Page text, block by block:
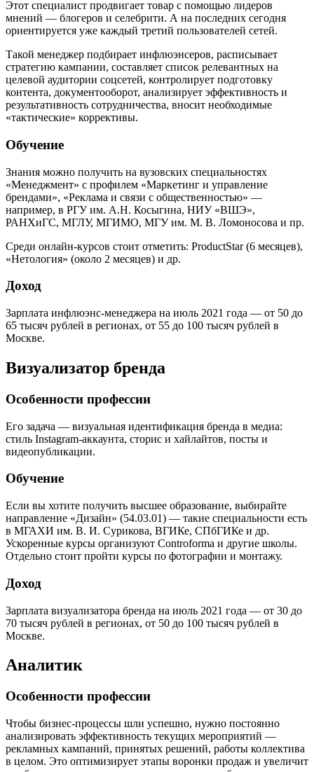
Этот специалист продвигает товар с помощью лидеров
мнений — блогеров и селебрити. А на последних сегодня
ориентируется уже каждый третий пользователей сетей.
Такой менеджер подбирает инфлюэнсеров, расписывает
стратегию кампании, составляет список релевантных на
целевой аудитории соцсетей, контролирует подготовку
контента, документооборот, анализирует эффективность и
результативность сотрудничества, вносит необходимые
«тактические» коррективы.
Обучение
Знания можно получить на вузовских специальностях
«Менеджмент» с профилем «Маркетинг и управление
брендами», «Реклама и связи с общественностью» —
например, в РГУ им. А.Н. Косыгина, НИУ «ВШЭ»,
РАНХиГС, МГЛУ, МГИМО, МГУ им. М. В. Ломоносова и пр.
Среди онлайн-курсов стоит отметить: ProductStar (6 месяцев),
«Нетология» (около 2 месяцев) и др.
Доход
Зарплата инфлюэнс-менеджера на июль 2021 года — от 50 до
65 тысяч рублей в регионах, от 55 до 100 тысяч рублей в
Москве.
Визуализатор бренда
Особенности профессии
Его задача — визуальная идентификация бренда в медиа:
стиль Instagram-аккаунта, сторис и хайлайтов, посты и
видеопубликации.
Обучение
Если вы хотите получить высшее образование, выбирайте
направление «Дизайн» (54.03.01) — такие специальности есть
в МГАХИ им. В. И. Сурикова, ВГИКе, СПбГИКе и др.
Ускоренные курсы организуют Controforma и другие школы.
Отдельно стоит пройти курсы по фотографии и монтажу.
Доход
Зарплата визуализатора бренда на июль 2021 года — от 30 до
70 тысяч рублей в регионах, от 50 до 100 тысяч рублей в
Москве.
Аналитик
Особенности профессии
Чтобы бизнес-процессы шли успешно, нужно постоянно
анализировать эффективность текущих мероприятий —
рекламных кампаний, принятых решений, работы коллектива
в целом. Это оптимизирует этапы воронки продаж и увеличит